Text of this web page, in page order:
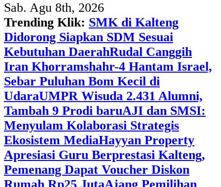
Sab. Agu 8th, 2026
Trending Klik: SMK di Kalteng
Didorong Siapkan SDM Sesuai
Kebutuhan DaerahRudal Canggih
Iran Khorramshahr-4 Hantam Israel,
Sebar Puluhan Bom Kecil di
UdaraUMPR Wisuda 2.431 Alumni,
Tambah 9 Prodi baruAJI dan SMSI:
Menyulam Kolaborasi Strategis
Ekosistem MediaHayyan Property
Apresiasi Guru Berprestasi Kalteng,
Pemenang Dapat Voucher Diskon